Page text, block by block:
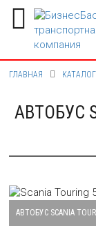
ГЛАВНАЯ
АВТОБУС
АВТОБУС SCANIA